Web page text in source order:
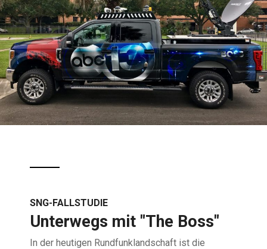
SNG-FALLSTUDIE
Unterwegs mit "The Boss"
In der heutigen Rundfunklandschaft ist die